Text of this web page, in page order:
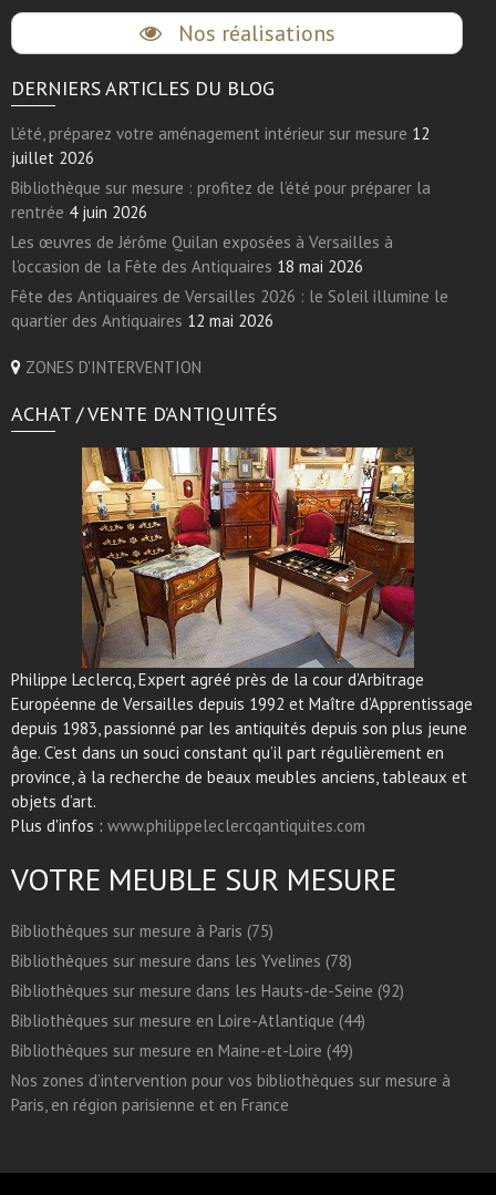
Nos réalisations
DERNIERS ARTICLES DU BLOG
L’été, préparez votre aménagement intérieur sur mesure 12
juillet 2026
Bibliothèque sur mesure : profitez de l’été pour préparer la
rentrée 4 juin 2026
Les œuvres de Jérôme Quilan exposées à Versailles à
l’occasion de la Fête des Antiquaires 18 mai 2026
Fête des Antiquaires de Versailles 2026 : le Soleil illumine le
quartier des Antiquaires 12 mai 2026
ZONES D'INTERVENTION
ACHAT / VENTE D’ANTIQUITÉS
Philippe Leclercq, Expert agréé près de la cour d’Arbitrage
Européenne de Versailles depuis 1992 et Maître d’Apprentissage
depuis 1983, passionné par les antiquités depuis son plus jeune
âge. C’est dans un souci constant qu’il part régulièrement en
province, à la recherche de beaux meubles anciens, tableaux et
objets d’art.
Plus d'infos : www.philippeleclercqantiquites.com
VOTRE MEUBLE SUR MESURE
Bibliothèques sur mesure à Paris (75)
Bibliothèques sur mesure dans les Yvelines (78)
Bibliothèques sur mesure dans les Hauts-de-Seine (92)
Bibliothèques sur mesure en Loire-Atlantique (44)
Bibliothèques sur mesure en Maine-et-Loire (49)
Nos zones d’intervention pour vos bibliothèques sur mesure à
Paris, en région parisienne et en France